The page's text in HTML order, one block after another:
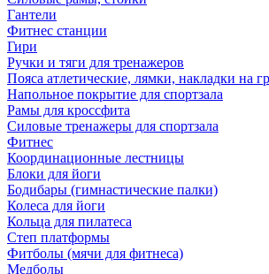
Гантели
Фитнес станции
Гири
Ручки и тяги для тренажеров
Пояса атлетические, лямки, накладки на
Напольное покрытие для спортзала
Рамы для кроссфита
Силовые тренажеры для спортзала
Фитнес
Координационные лестницы
Блоки для йоги
Бодибары (гимнастические палки)
Колеса для йоги
Кольца для пилатеса
Степ платформы
Фитболы (мячи для фитнеса)
Медболы